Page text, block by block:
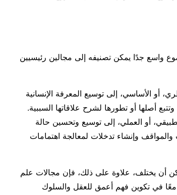
واسع جدًا يمكن تصنيفه إلى مجالين رئيسيين
أو الأساسي، إلى توسيع المعرفة الإنسانية
أصلها أو تطورها لشرح علاقاتها السببية.
أو العملي، إلى توسيع وتحسين حالة
وإنشاء تدخلات لمعالجة اهتمامات
أن يختلف، علاوة على ذلك، فإن مجالات علم
معًا في تكوين فهم أعمق للعقل والسلوك